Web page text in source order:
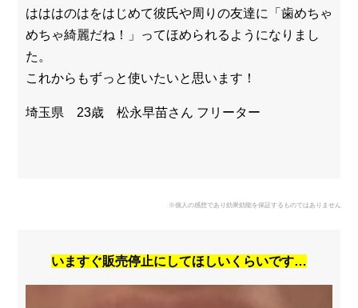
はははのはをはじめて彼氏や周りの友達に「歯めちゃ
めちゃ綺麗だね！」ってほめられるようになりまし
た。
これからもずっと使いたいと思います！
埼玉県 23歳 松永早苗さん フリーター
※個人の感想であり効果効能を保証するものではありません
いますぐ販売停止にしてほしいくらいです…